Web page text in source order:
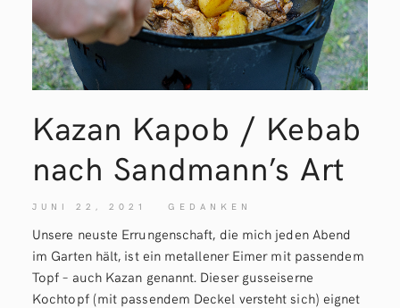
Kazan Kapob / Kebab
nach Sandmann’s Art
JUNI 22, 2021 GEDANKEN
Unsere neuste Errungenschaft, die mich jeden Abend
im Garten hält, ist ein metallener Eimer mit passendem
Topf – auch Kazan genannt. Dieser gusseiserne
Kochtopf (mit passendem Deckel versteht sich) eignet